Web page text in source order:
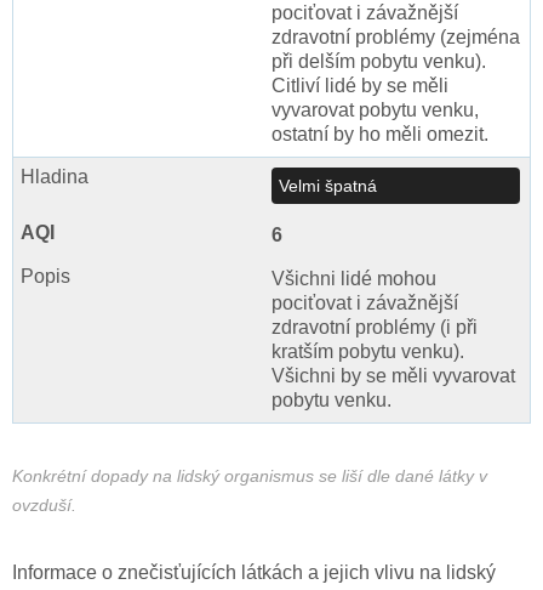
pociťovat i závažnější
zdravotní problémy (zejména
při delším pobytu venku).
Citliví lidé by se měli
vyvarovat pobytu venku,
ostatní by ho měli omezit.
Velmi špatná
6
Všichni lidé mohou
pociťovat i závažnější
zdravotní problémy (i při
kratším pobytu venku).
Všichni by se měli vyvarovat
pobytu venku.
Konkrétní dopady na lidský organismus se liší dle dané látky v
ovzduší.
Informace o znečisťujících látkách a jejich vlivu na lidský